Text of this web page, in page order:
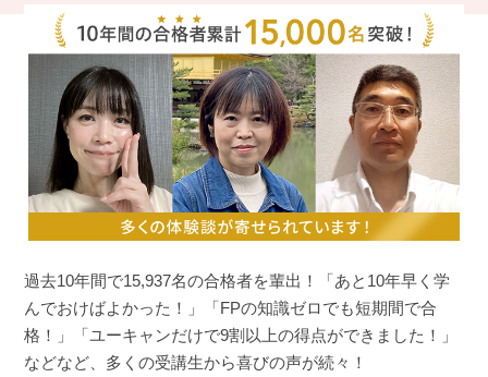
過去10年間で15,937名の合格者を輩出！「あと10年早く学
んでおけばよかった！」「FPの知識ゼロでも短期間で合
格！」「ユーキャンだけで9割以上の得点ができました！」
などなど、多くの受講生から喜びの声が続々！